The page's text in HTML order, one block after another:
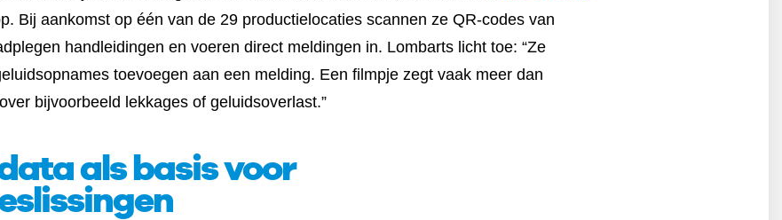
Bij aankomst op één van de 29 productielocaties scannen ze QR-codes van
handleidingen en voeren direct meldingen in. Lombarts licht toe: “Ze
toevoegen aan een melding. Een filmpje zegt vaak meer dan
bijvoorbeeld lekkages of geluidsoverlast.”
als basis voor